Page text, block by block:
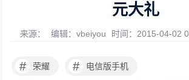
元大礼
来源： 编辑：vbeiyou 时间：2015-04-02
# 荣耀 # 电信版手机